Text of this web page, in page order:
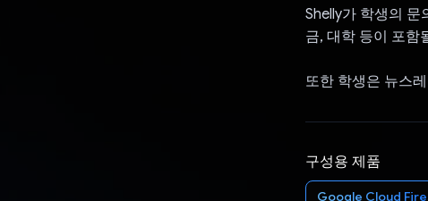
Shelly가 학생의 문
금, 대학 등이 포함
또한 학생은 뉴스
구성용 제품
Google Cloud